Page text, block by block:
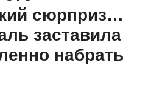
сюрприз…
заставила
набрать